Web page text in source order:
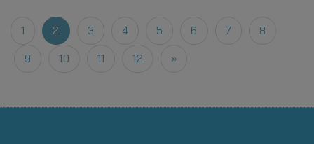
1 2 3 4 5 6 7
8
9
10 11 12 »